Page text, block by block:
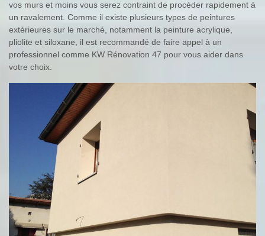
vos murs et moins vous serez contraint de procéder rapidement à
un ravalement. Comme il existe plusieurs types de peintures
extérieures sur le marché, notamment la peinture acrylique,
pliolite et siloxane, il est recommandé de faire appel à un
professionnel comme KW Rénovation 47 pour vous aider dans
votre choix.